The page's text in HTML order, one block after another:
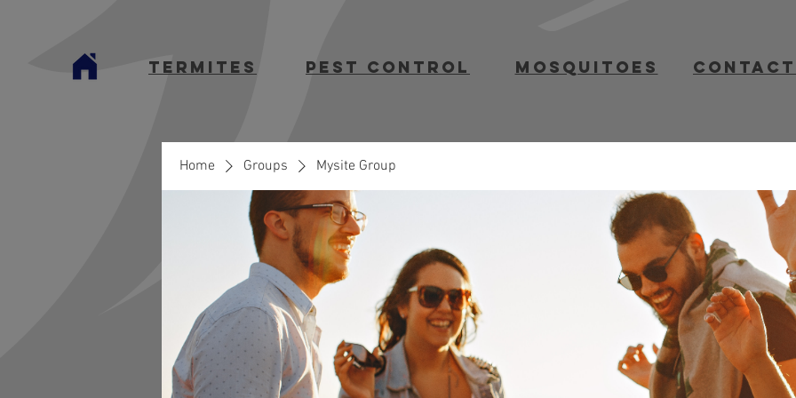
termites Pest Control mosquitoes contact
Home Groups Mysite Group